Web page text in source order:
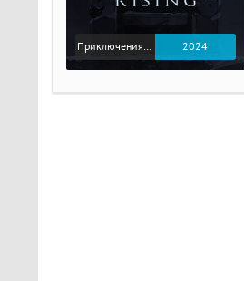
Приключения / Экшен 2024